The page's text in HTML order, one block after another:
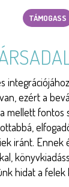
TÁMOGASS
ezért a
mellett fontos
iránt. Ennek
hidat a felek